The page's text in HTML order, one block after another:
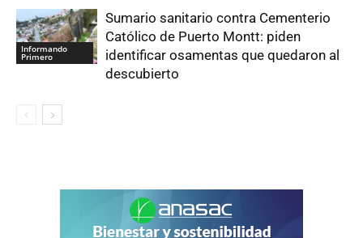
Informando
Primero
Sumario sanitario contra Cementerio
Católico de Puerto Montt: piden
identificar osamentas que quedaron al
descubierto